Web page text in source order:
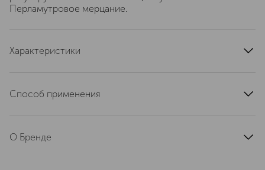
Перламутровое мерцание.
Характеристики
Способ применения
О Бренде